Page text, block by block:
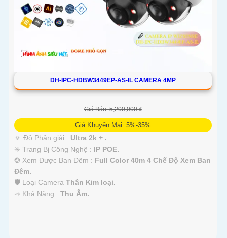
DH-IPC-HDBW3449EP-AS-IL CAMERA 4MP
Giá Bán: 5,200,000 ₫
Giá Khuyến Mại: 5%-35%
🔅 Độ Phân giải : Ultra 2k + .
✳️ Trang Bị Công Nghệ : IP POE.
❂ Xem Được Ban Đêm : Full Color 40m 4 Chế Độ Xem Ban
Đêm.
🛡 Loại Camera Thân Kim loại.
️⇝ Khả Năng : Thu Âm.